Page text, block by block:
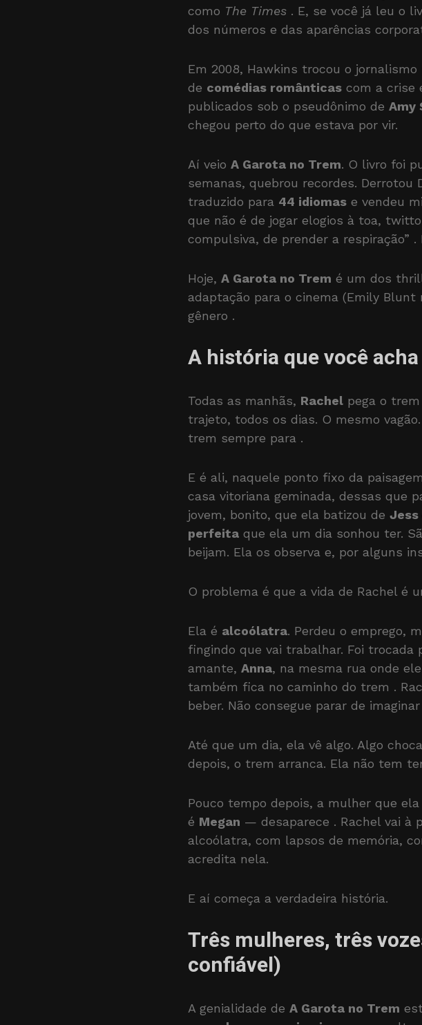
como The Times . E, se você já leu o
dos números e das aparências
Em 2008, Hawkins trocou o
de comédias românticas com a crise
publicados sob o pseudônimo de Amy
chegou perto do que estava por vir.
Aí veio A Garota no Trem. O livro foi
semanas, quebrou recordes. Derrotou
traduzido para 44 idiomas e vendeu
que não é de jogar elogios à toa,
compulsiva, de prender a respiração” .
Hoje, A Garota no Trem é um dos
adaptação para o cinema (Emily
gênero .
A história que você
Todas as manhãs, Rachel pega o
trajeto, todos os dias. O mesmo
trem sempre para .
E é ali, naquele ponto fixo da
casa vitoriana geminada, dessas que
jovem, bonito, que ela batizou de Jess
perfeita que ela um dia sonhou ter.
beijam. Ela os observa e, por alguns
O problema é que a vida de Rachel é
Ela é alcoólatra. Perdeu o emprego,
fingindo que vai trabalhar. Foi trocada
amante, Anna, na mesma rua onde
também fica no caminho do trem .
beber. Não consegue parar de
Até que um dia, ela vê algo. Algo
depois, o trem arranca. Ela não tem
Pouco tempo depois, a mulher que
é Megan — desaparece . Rachel vai à
alcoólatra, com lapsos de memória,
acredita nela.
E aí começa a verdadeira história.
Três mulheres, três
confiável)
A genialidade de A Garota no Trem